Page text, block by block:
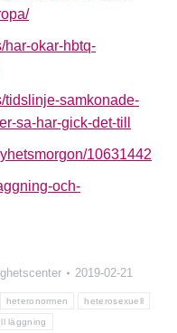
har-okar-hbtq-
tidslinje-samkonade-
sa-har-gick-det-till
10631442
och-
2019-02-21
heteronormen heterosexuell
läggning